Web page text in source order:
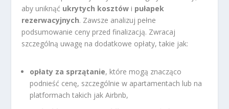
aby uniknąć ukrytych kosztów i pułapek
rezerwacyjnych. Zawsze analizuj pełne
podsumowanie ceny przed finalizacją. Zwracaj
szczególną uwagę na dodatkowe opłaty, takie jak:
opłaty za sprzątanie, które mogą znacząco
podnieść cenę, szczególnie w apartamentach lub na
platformach takich jak Airbnb,